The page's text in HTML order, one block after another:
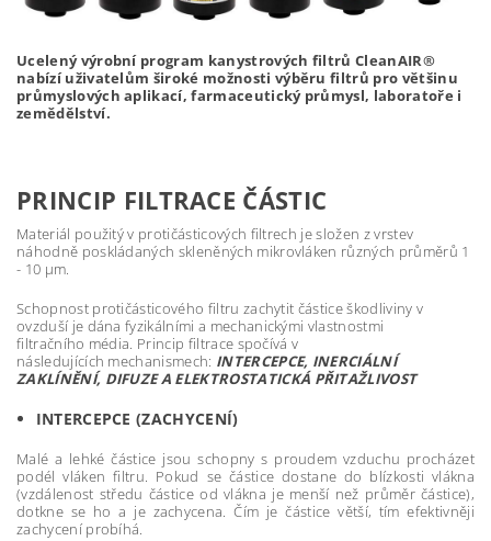
Ucelený výrobní program kanystrových filtrů CleanAIR®
nabízí uživatelům široké možnosti výběru filtrů pro většinu
průmyslových aplikací, farmaceutický průmysl, laboratoře i
zemědělství.
PRINCIP FILTRACE ČÁSTIC
Materiál použitý v protičásticových filtrech je složen z vrstev
náhodně poskládaných skleněných mikrovláken různých průměrů 1
- 10 μm.
Schopnost protičásticového filtru zachytit částice škodliviny v
ovzduší je dána fyzikálními a mechanickými vlastnostmi
filtračního média. Princip filtrace spočívá v
následujících mechanismech: INTERCEPCE, INERCIÁLNÍ
ZAKLÍNĚNÍ, DIFUZE A ELEKTROSTATICKÁ PŘITAŽLIVOST
INTERCEPCE (ZACHYCENÍ)
Malé a lehké částice jsou schopny s proudem vzduchu procházet
podél vláken filtru. Pokud se částice dostane do blízkosti vlákna
(vzdálenost středu částice od vlákna je menší než průměr částice),
dotkne se ho a je zachycena. Čím je částice větší, tím efektivněji
zachycení probíhá.